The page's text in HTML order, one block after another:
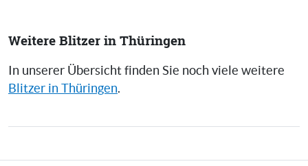
Weitere Blitzer in Thüringen
In unserer Übersicht finden Sie noch viele weitere
Blitzer in Thüringen.